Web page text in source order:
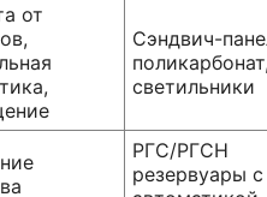
от
Сэндвич-
светильники
РГС/РГСН
резервуары с